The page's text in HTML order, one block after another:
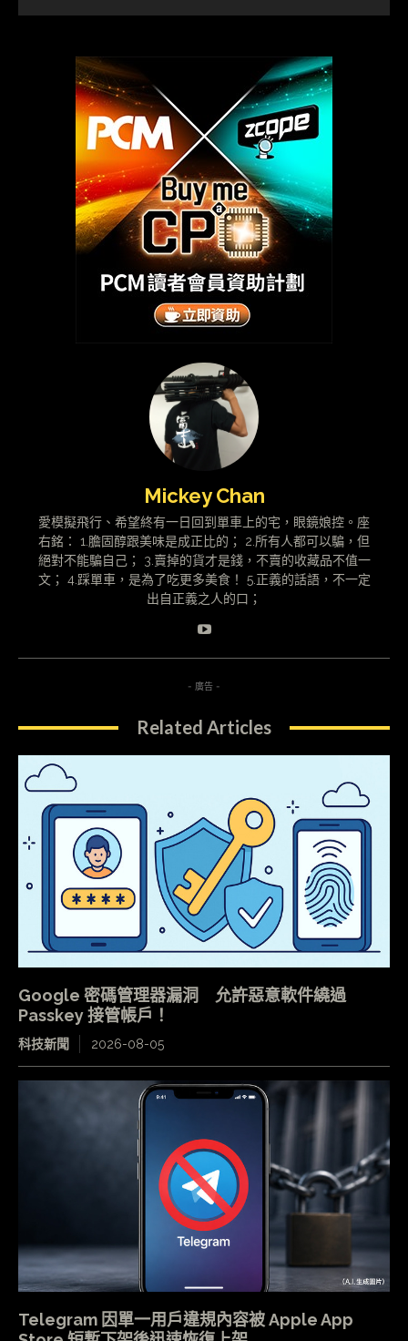
Mickey Chan
愛模擬飛行、希望終有一日回到單車上的宅，眼鏡娘控。座
右銘： 1.膽固醇跟美味是成正比的； 2.所有人都可以騙，但
絕對不能騙自己； 3.賣掉的貨才是錢，不賣的收藏品不值一
文； 4.踩單車，是為了吃更多美食！ 5.正義的話語，不一定
出自正義之人的口；
- 廣告 -
Related Articles
Google 密碼管理器漏洞 允許惡意軟件繞過
Passkey 接管帳戶！
科技新聞 2026-08-05
Telegram 因單一用戶違規內容被 Apple App